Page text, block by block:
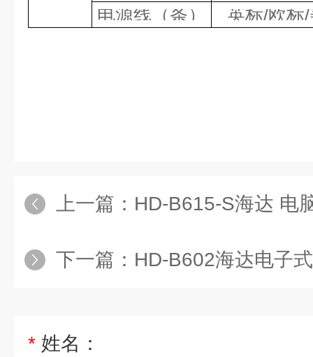
电源线（条）
英标/欧标
上一篇： HD-B615-S海达 电
下一篇： HD-B602海达电子式
* 姓名：